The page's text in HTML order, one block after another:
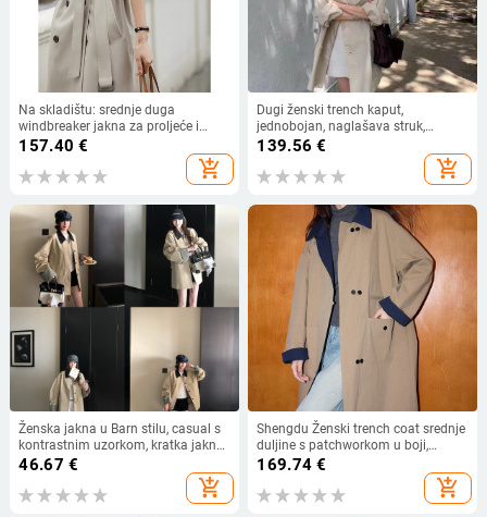
Na skladištu: srednje duga
windbreaker jakna za proljeće i
jesen, elegantan ženski kaput u
157.40 €
add_shopping_cart
Dugi ženski trench kaput,
jednobojan, naglašava struk,
dvostruko kopčanje, korejski stil,
139.56 €
add_shopping_cart
Ženska jakna u Barn stilu, casual s
kontrastnim uzorkom, kratka jakna
sa khaki siluetom za jesen-zimu
46.67 €
add_shopping_cart
Shengdu Ženski trench coat srednje
duljine s patchworkom u boji,
Lyocell i pamuk, korejski stil,
169.74 €
add_shopping_cart